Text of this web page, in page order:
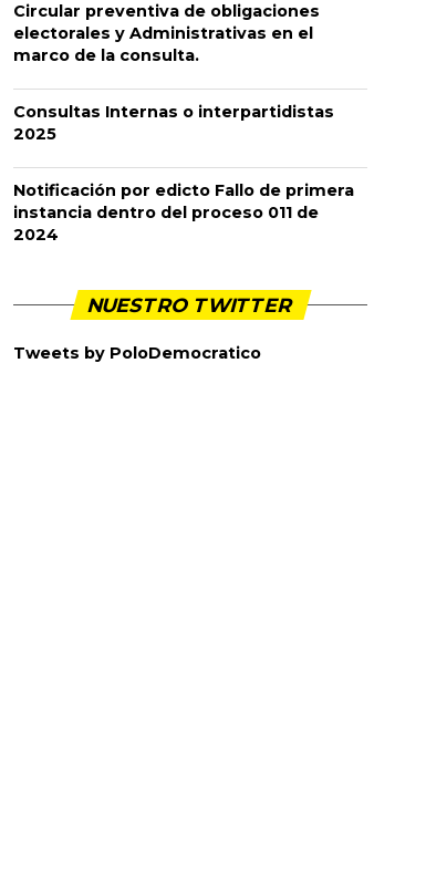
Circular preventiva de obligaciones
electorales y Administrativas en el
marco de la consulta.
Consultas Internas o interpartidistas
2025
Notificación por edicto Fallo de primera
instancia dentro del proceso 011 de
2024
NUESTRO TWITTER
Tweets by PoloDemocratico